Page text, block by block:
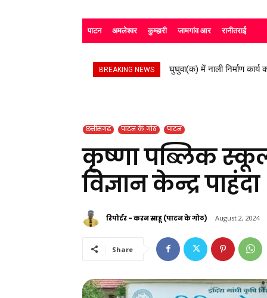
पाटन अमलेश्वर कुम्हारी जामगांव आर रानीतराई
BREAKING NEWS घुघुवा(क) में नाली निर्माण कार्य
स्काउट गाइड के बच्चों ने रैली
छत्तीसगढ़ पाटन के गोठ पाटन
कृष्णा पब्लिक
विज्ञान केन्द्र
रिपोर्टर - करन साहू (पाटन के गोठ) August 2, 2024
Share